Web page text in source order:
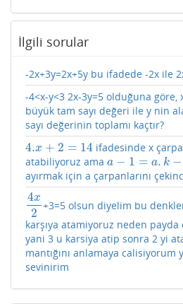
İlgili sorular
-2x+3y=2x+5y bu ifadede -2x ile
-4<x-y<3 2x-3y=5 olduğuna
büyük tam sayı değeri ile y nin
sayı değerinin toplamı kaçtır?
4.x + 2 = 14
4.x+ 2= 14
ifadesinde x
atabiliyoruz ama a − 1 = a. k −
a−1= a k− 3k
ayırmak için a çarpanlarını
4x
2
4x2+3=5 olsun diyelim bu
karşıya atamiyoruz neden
yani 3 u karsiya atip sonra 2 yi
mantığını anlamaya calisiyorum
sevinirim